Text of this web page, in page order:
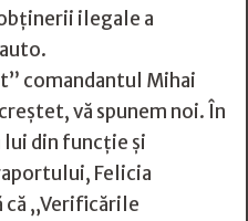
ilegale a
comandantul Mihai
vă spunem noi. În
lui din funcție și
Felicia
„Verificările